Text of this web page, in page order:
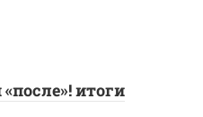
итоги